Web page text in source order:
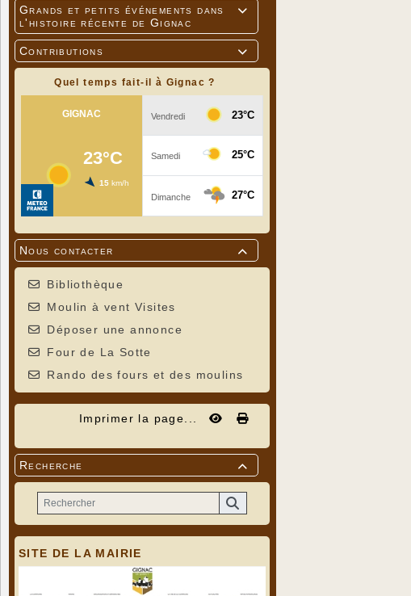

Grands et petits événements dans
l'histoire récente de Gignac

Contributions
Quel temps fait-il à Gignac ?

Nous contacter
Bibliothèque
Moulin à vent Visites
Déposer une annonce
Four de La Sotte
Rando des fours et des moulins
Imprimer la page...

Recherche
SITE DE LA MAIRIE